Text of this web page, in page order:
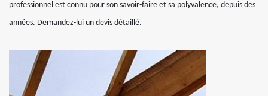
professionnel est connu pour son savoir-faire et sa polyvalence, depuis des
années. Demandez-lui un devis détaillé.